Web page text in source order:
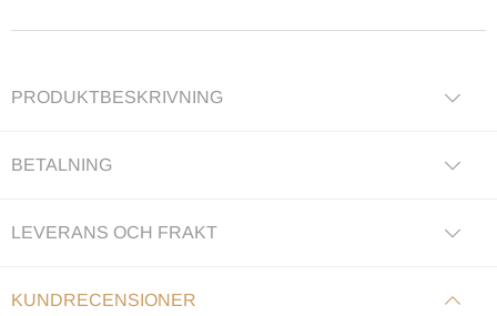
PRODUKTBESKRIVNING
BETALNING
LEVERANS OCH FRAKT
KUNDRECENSIONER